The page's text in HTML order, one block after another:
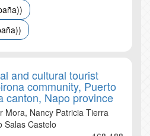
and cultural tourist
community, Puerto
canton, Napo province
Mora, Nancy Patricia Tierra
Salas Castelo